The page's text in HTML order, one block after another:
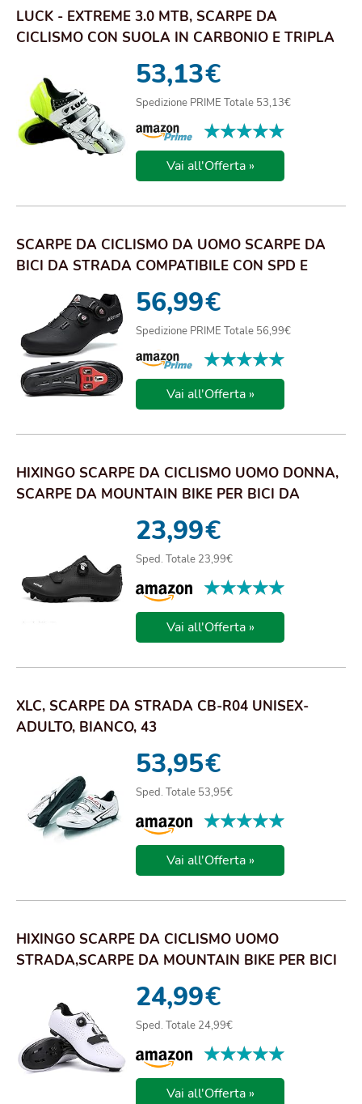
LUCK - EXTREME 3.0 MTB, SCARPE DA
CICLISMO CON SUOLA IN CARBONIO E TRIPLA
53,13€
Spedizione PRIME Totale 53,13€
★★★★★
★★★★★
Vai all'Offerta »
SCARPE DA CICLISMO DA UOMO SCARPE DA
BICI DA STRADA COMPATIBILE CON SPD E
56,99€
Spedizione PRIME Totale 56,99€
★★★★★
★★★★★
Vai all'Offerta »
HIXINGO SCARPE DA CICLISMO UOMO DONNA,
SCARPE DA MOUNTAIN BIKE PER BICI DA
23,99€
Sped. Totale 23,99€
★★★★★
★★★★★
Vai all'Offerta »
XLC, SCARPE DA STRADA CB-R04 UNISEX-
ADULTO, BIANCO, 43
53,95€
Sped. Totale 53,95€
★★★★★
★★★★★
Vai all'Offerta »
HIXINGO SCARPE DA CICLISMO UOMO
STRADA,SCARPE DA MOUNTAIN BIKE PER BICI
24,99€
Sped. Totale 24,99€
★★★★★
★★★★★
Vai all'Offerta »